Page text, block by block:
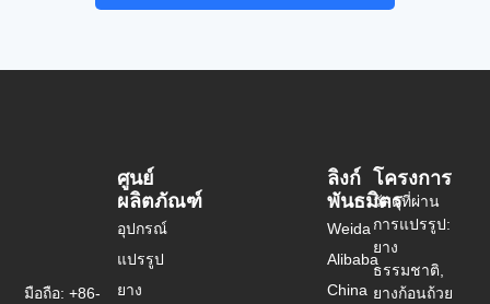
ลิงก์
พันธมิตร
Weida
Alibaba
China
ศูนย์
ผลิตภัณฑ์
อุปกรณ์
แปรรูป
ยาง
โครงการ
วัสดุที่ผ่าน
การแปรรูป:
ยาง
ธรรมชาติ,
ยางก้อนถ้วย
มือถือ: +86-